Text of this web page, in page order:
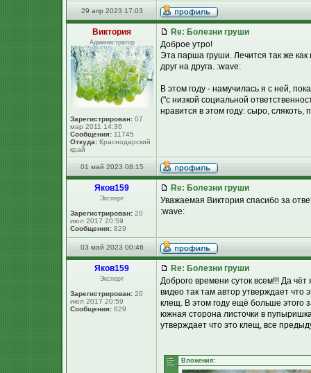
29 апр 2023 17:03
Виктория
Администратор
Зарегистрирован: 07
мар 2011 14:36
Сообщения: 11745
Откуда: Краснодарский
край
Re: Болезни груши
Доброе утро!
Эта парша груши. Лечится так же
друг на друга. :wave:
В этом году - намучилась я с ней,
("с низкой социальной
нравится в этом году: сыро, слякоть,
01 май 2023 08:15
Яков159
Эксперт
Зарегистрирован: 20
июл 2017 20:59
Сообщения: 829
Re: Болезни груши
Уважаемая Виктория спасибо за
:wave:
03 май 2023 00:46
Яков159
Эксперт
Зарегистрирован: 20
июл 2017 20:59
Сообщения: 829
Re: Болезни груши
Доброго времени суток всем!!! Да
видео так там автор утверждает что
клещ. В этом году ещё больше этого
южная сторона листочки в
утверждает что это клещ, все
Вложения: